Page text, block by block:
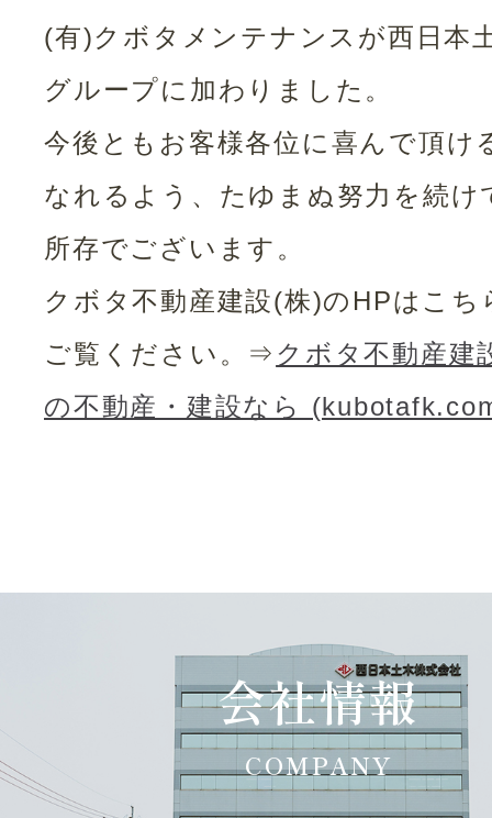
(有)クボタメンテナンスが西日本
グループに加わりました。
今後ともお客様各位に喜んで頂け
なれるよう、たゆまぬ努力を続け
所存でございます。
クボタ不動産建設(株)のHPはこち
ご覧ください。⇒ クボタ不動産建
の不動産・建設なら
会社情報
COMPANY